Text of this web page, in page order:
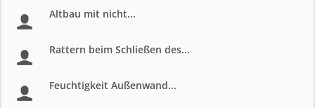
Altbau mit nicht...
Rattern beim Schließen des...
Feuchtigkeit Außenwand...